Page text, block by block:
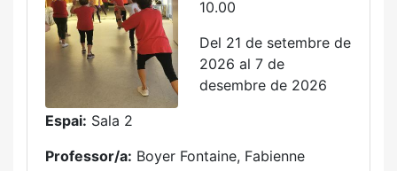
10.00
Del 21 de setembre de
2026 al 7 de
desembre de 2026
Espai: Sala 2
Professor/a: Boyer Fontaine, Fabienne